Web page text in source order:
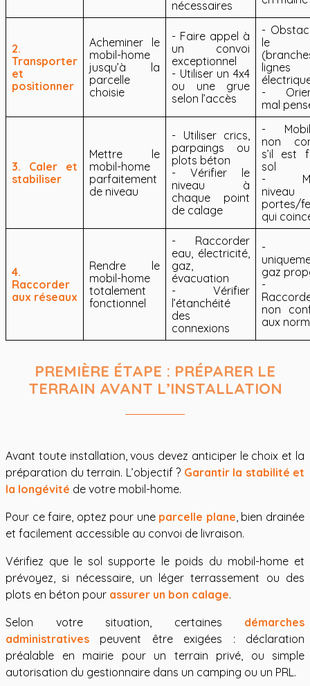
nécessaires
2.
Transporter
et
positionner
Acheminer le
mobil-home
jusqu’à la
parcelle
choisie
- Faire appel à
un convoi
exceptionnel
- Utiliser un 4x4
ou une grue
selon l’accès
-
le
lignes
-
mal
3. Caler et
stabiliser
Mettre le
mobil-home
parfaitement
de niveau
- Utiliser crics,
parpaings ou
plots béton
- Vérifier le
niveau à
chaque point
de calage
-
non
s’il est
sol
-
portes/
qui
4.
Raccorder
aux réseaux
Rendre le
mobil-home
totalement
fonctionnel
- Raccorder
eau, électricité,
gaz,
évacuation
- Vérifier
l’étanchéité
des
connexions
-
gaz
-
non
aux
PREMIÈRE ÉTAPE : PRÉPARER LE
TERRAIN AVANT L’INSTALLATION
Avant toute installation, vous devez anticiper le choix et la
préparation du terrain. L’objectif ? Garantir la stabilité et
la longévité de votre mobil-home.
Pour ce faire, optez pour une parcelle plane, bien drainée
et facilement accessible au convoi de livraison.
Vérifiez que le sol supporte le poids du mobil-home et
prévoyez, si nécessaire, un léger terrassement ou des
plots en béton pour assurer un bon calage.
Selon votre situation, certaines démarches
administratives peuvent être exigées : déclaration
préalable en mairie pour un terrain privé, ou simple
autorisation du gestionnaire dans un camping ou un PRL.